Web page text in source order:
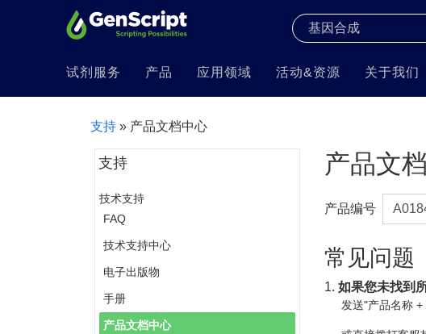
试剂服务 产品 应用领域 活动&资源 关于我们
支持 » 产品文档中心
支持
技术支持
FAQ
技术支持中心
电子出版物
手册
产品文档中心
产品文
产品编号
常见问题
1. 如果您未找到
发送"产品名称